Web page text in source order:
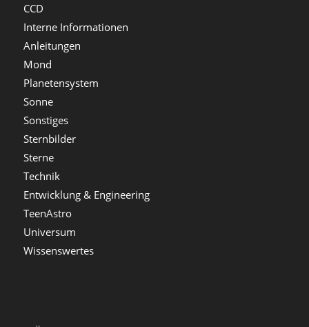
CCD
Interne Informationen
Anleitungen
Mond
Planetensystem
Sonne
Sonstiges
Sternbilder
Sterne
Technik
Entwicklung & Engineering
TeenAstro
Universum
Wissenswertes